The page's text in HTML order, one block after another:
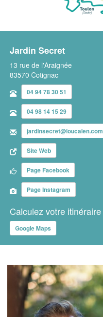
Jardin Secret
13 rue de l'Araignée
83570 Cotignac
04 94 78 30 51
04 98 14 15 29
jardinsecret@loucalen.com
Site Web
Page Facebook
Page Instagram
Calculez votre itinéraire
Google Maps